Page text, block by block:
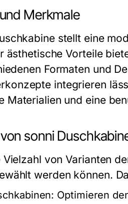
Merkmale
stellt eine
ästhetische Vorteile
Formaten und
integrieren
Materialien und eine
sonni
Vielzahl von Varianten
werden können.
Optimieren